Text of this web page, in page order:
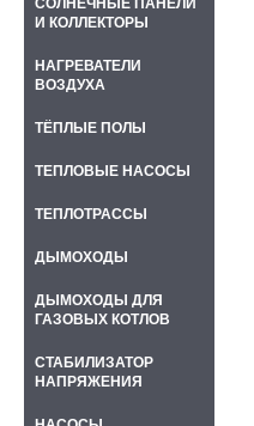
СОЛНЕЧНЫЕ ПАНЕЛИ
И КОЛЛЕКТОРЫ
НАГРЕВАТЕЛИ
ВОЗДУХА
ТЁПЛЫЕ ПОЛЫ
ТЕПЛОВЫЕ НАСОСЫ
ТЕПЛОТРАССЫ
ДЫМОХОДЫ
ДЫМОХОДЫ ДЛЯ
ГАЗОВЫХ КОТЛОВ
СТАБИЛИЗАТОР
НАПРЯЖЕНИЯ